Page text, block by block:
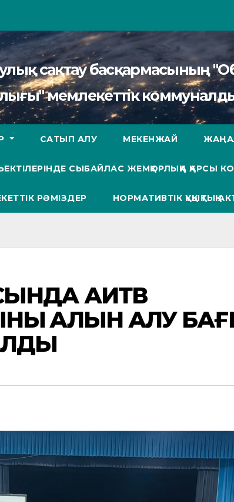
сақтау
мемлекеттік
САТЫП АЛУ МЕКЕНЖАЙ
СЫБАЙЛАС ЖЕМҚОРЛЫҚҚА ҚАРСЫ
РӘМІЗДЕР НОРМАТИВТІК ҚҰҚЫҚТЫҚ
АИТВ
АЛЫН АЛУ